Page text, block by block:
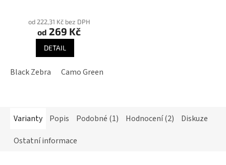
hodnocení
produktu
5
od 222,31 Kč bez DPH
od 269 Kč
DETAIL
Black Zebra Camo Green
Varianty Popis Podobné (1) Hodnocení (2)
Diskuze
Ostatní informace